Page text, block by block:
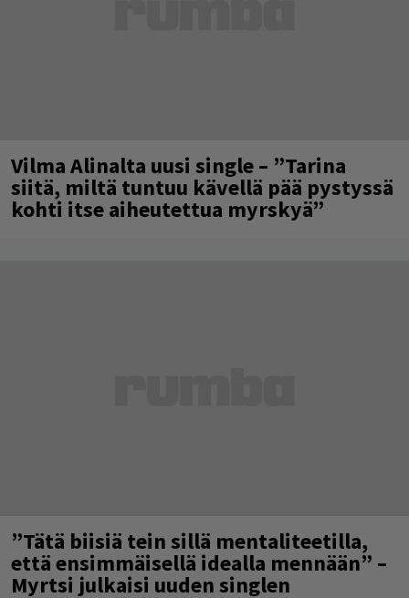
Vilma Alinalta uusi single – ”Tarina
siitä, miltä tuntuu kävellä pää pystyssä
kohti itse aiheutettua myrskyä”
”Tätä biisiä tein sillä mentaliteetilla,
että ensimmäisellä idealla mennään” –
Myrtsi julkaisi uuden singlen